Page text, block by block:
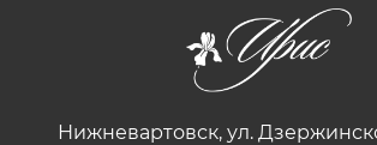
Нижневартовск, ул.